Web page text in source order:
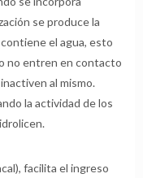
se produce la
el agua, esto
no entren en contacto
al mismo.
la actividad de los
facilita el ingreso